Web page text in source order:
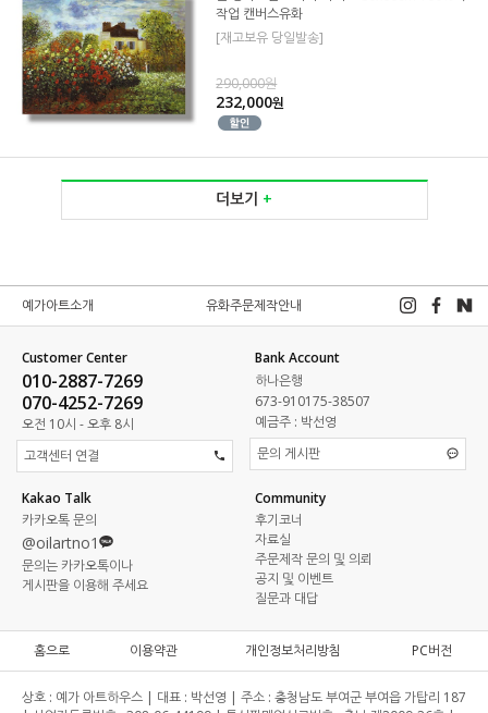
작업 캔버스유화
[재고보유 당일발송]
290,000원
232,000원
더보기 +
예가아트소개 유화주문제작안내
Customer Center
010-2887-7269
070-4252-7269
오전 10시 - 오후 8시
고객센터 연결
Bank Account
하나은행
673-910175-38507
예금주 : 박선영
문의 게시판
Kakao Talk
카카오톡 문의
@oilartno1
문의는 카카오톡이나
게시판을 이용해 주세요
Community
후기코너
자료실
주문제작 문의 및 의뢰
공지 및 이벤트
질문과 대답
홈으로 이용약관 개인정보처리방침 PC버전
상호 : 예가 아트하우스 | 대표 : 박선영 | 주소 : 충청남도 부여군 부여읍 가탑리 187